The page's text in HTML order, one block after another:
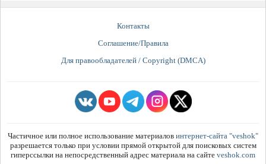
Контакты
Соглашение/Правила
Для правообладателей / Copyright (DMCA)
Частичное или полное использование материалов интернет-сайта "veshok"
разрешается только при условии прямой открытой для поисковых систем
гиперссылки на непосредственный адрес материала на сайте veshok.com